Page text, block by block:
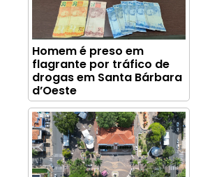
Homem é preso em
flagrante por tráfico de
drogas em Santa Bárbara
d’Oeste